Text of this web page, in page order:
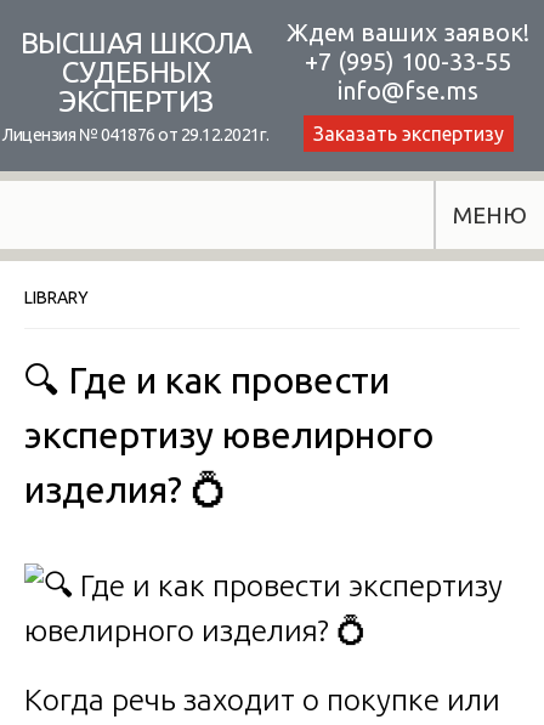
content
ВЫСШАЯ ШКОЛА
СУДЕБНЫХ
ЭКСПЕРТИЗ
Лицензия № 041876 от 29.12.2021г.
Ждем ваших заявок!
+7 (995) 100-33-55
info@fse.ms
Заказать экспертизу
МЕНЮ
LIBRARY
🔍 Где и как провести
экспертизу ювелирного
изделия? 💍
Когда речь заходит о покупке или